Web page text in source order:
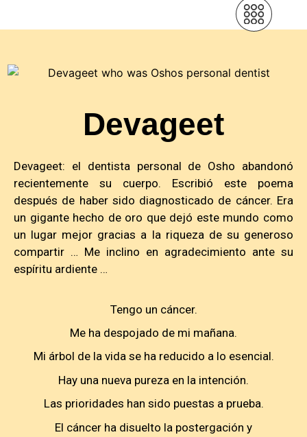
Devageet
Devageet: el dentista personal de Osho abandonó
recientemente su cuerpo. Escribió este poema
después de haber sido diagnosticado de cáncer. Era
un gigante hecho de oro que dejó este mundo como
un lugar mejor gracias a la riqueza de su generoso
compartir … Me inclino en agradecimiento ante su
espíritu ardiente …
Tengo un cáncer.
Me ha despojado de mi mañana.
Mi árbol de la vida se ha reducido a lo esencial.
Hay una nueva pureza en la intención.
Las prioridades han sido puestas a prueba.
El cáncer ha disuelto la postergación y